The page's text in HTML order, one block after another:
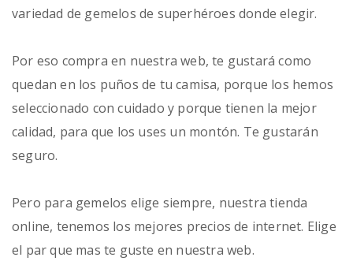
variedad de gemelos de superhéroes donde elegir.
Por eso compra en nuestra web, te gustará como
quedan en los puños de tu camisa, porque los hemos
seleccionado con cuidado y porque tienen la mejor
calidad, para que los uses un montón. Te gustarán
seguro.
Pero para gemelos elige siempre, nuestra tienda
online, tenemos los mejores precios de internet. Elige
el par que mas te guste en nuestra web.